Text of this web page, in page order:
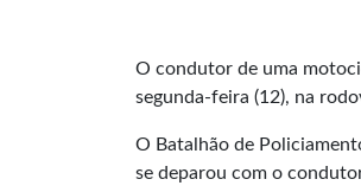
O condutor de uma
segunda-feira (12), na
O Batalhão de
se deparou com o